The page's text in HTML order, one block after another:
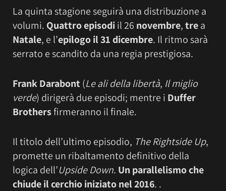
La quinta stagione seguirà una distribuzione a
volumi. Quattro episodiil 26 novembre,trea
Natale, e l’epilogo il 31 dicembre. Il ritmo sarà
serrato e scandito da una regia prestigiosa.
Frank Darabont (Le ali della libertà, Il miglio
verde) dirigerà due episodi; mentre i Duffer
Brothersfirmeranno il finale.
Il titolo dell’ultimo episodio, The Rightside Up,
promette un ribaltamento definitivo della
logica dell’Upside Down. Un parallelismo che
chiude il cerchio iniziato nel 2016. .